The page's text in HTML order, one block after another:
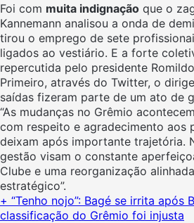
Foi com muita indignação que o
Kannemann analisou a onda de
tirou o emprego de sete
ligados ao vestiário. E a forte
repercutida pelo presidente
Primeiro, através do Twitter, o
saídas fizeram parte de um ato de
“As mudanças no Grêmio
com respeito e agradecimento aos
deixam após importante trajetória.
gestão visam o constante
Clube e uma reorganização
estratégico”.
+ “Tenho nojo”: Bagé se irrita após
classificação do Grêmio foi injusta